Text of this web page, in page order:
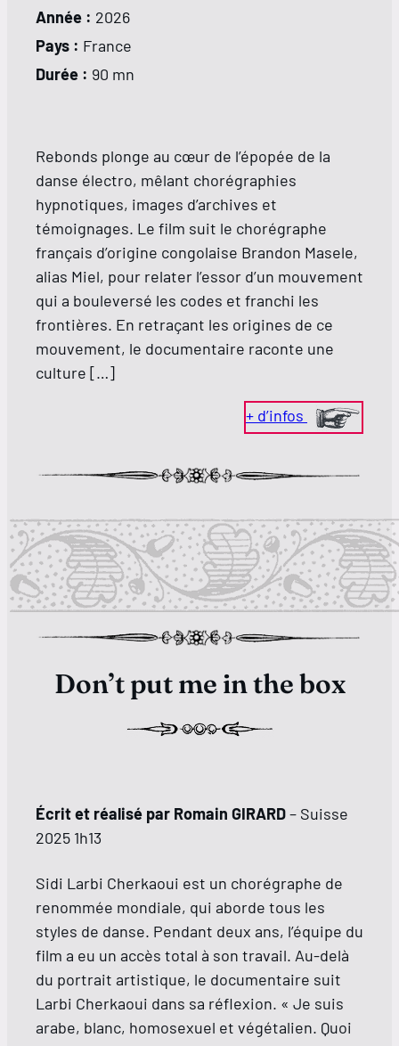
Année : 2026
Pays : France
Durée : 90 mn
Rebonds plonge au cœur de l’épopée de la
danse électro, mêlant chorégraphies
hypnotiques, images d’archives et
témoignages. Le film suit le chorégraphe
français d’origine congolaise Brandon Masele,
alias Miel, pour relater l’essor d’un mouvement
qui a bouleversé les codes et franchi les
frontières. En retraçant les origines de ce
mouvement, le documentaire raconte une
culture […]
+ d’infos
Don’t put me in the box
Écrit et réalisé par Romain GIRARD– Suisse
2025 1h13
Sidi Larbi Cherkaoui est un chorégraphe de
renommée mondiale, qui aborde tous les
styles de danse. Pendant deux ans, l’équipe du
film a eu un accès total à son travail. Au-delà
du portrait artistique, le documentaire suit
Larbi Cherkaoui dans sa réflexion. « Je suis
arabe, blanc, homosexuel et végétalien. Quoi